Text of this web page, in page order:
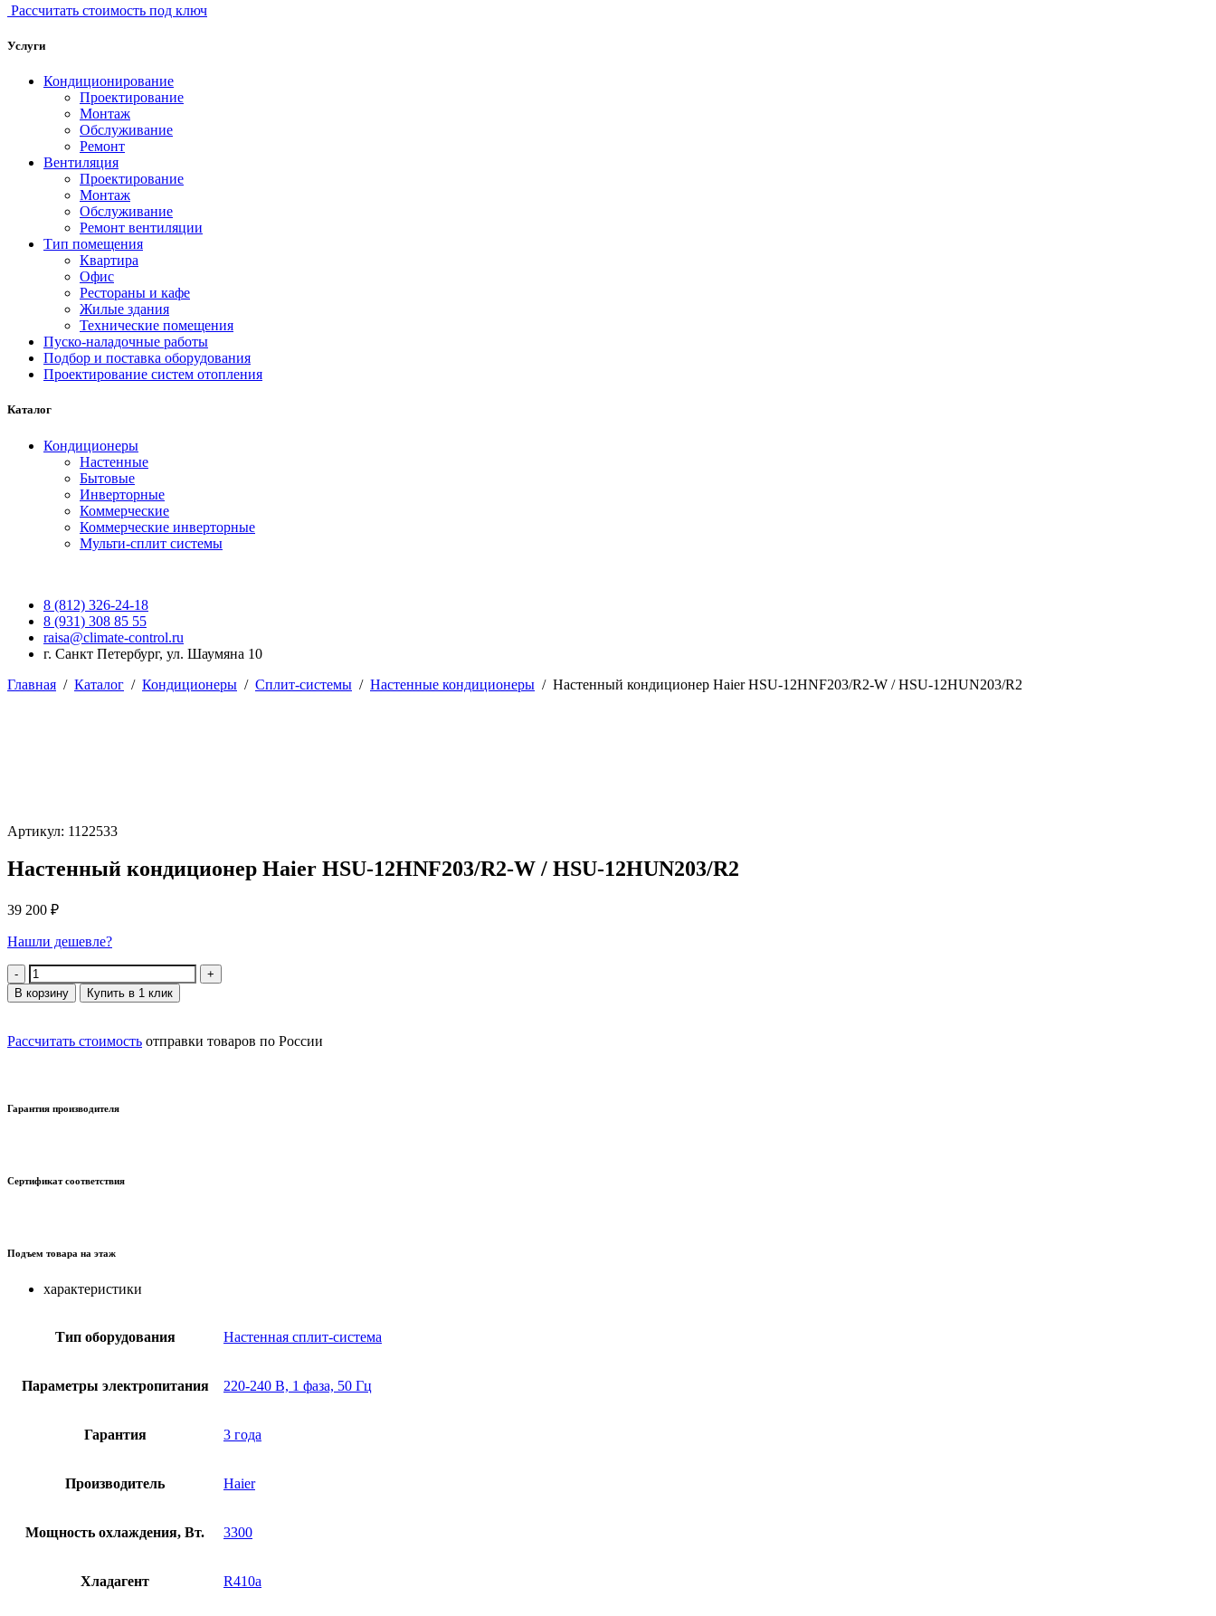
Рассчитать стоимость под ключ
Услуги
Кондиционирование
Проектирование
Монтаж
Обслуживание
Ремонт
Вентиляция
Проектирование
Монтаж
Обслуживание
Ремонт вентиляции
Тип помещения
Квартира
Офис
Рестораны и кафе
Жилые здания
Технические помещения
Пуско-наладочные работы
Подбор и поставка оборудования
Проектирование систем отопления
Каталог
Кондиционеры
Настенные
Бытовые
Инверторные
Коммерческие
Коммерческие инверторные
Мульти-сплит системы
8 (812) 326-24-18
8 (931) 308 85 55
raisa@climate-control.ru
г. Санкт Петербург, ул. Шаумяна 10
Главная / Каталог / Кондиционеры / Сплит-системы / Настенные кондиционеры / Настенный кондиционер Haier HSU-12HNF203/R2-W / HSU-12HUN203/R2
Артикул: 1122533
Настенный кондиционер Haier HSU-12HNF203/R2-W / HSU-12HUN203/R2
39 200 ₽
Нашли дешевле?
Количество
В корзину Купить в 1 клик
Рассчитать стоимость отправки товаров по России
Гарантия производителя
Сертификат соответствия
Подъем товара на этаж
характеристики
Тип оборудования Настенная сплит-система
Параметры электропитания 220-240 В, 1 фаза, 50 Гц
Гарантия 3 года
Производитель Haier
Мощность охлаждения, Вт. 3300
Хладагент R410a